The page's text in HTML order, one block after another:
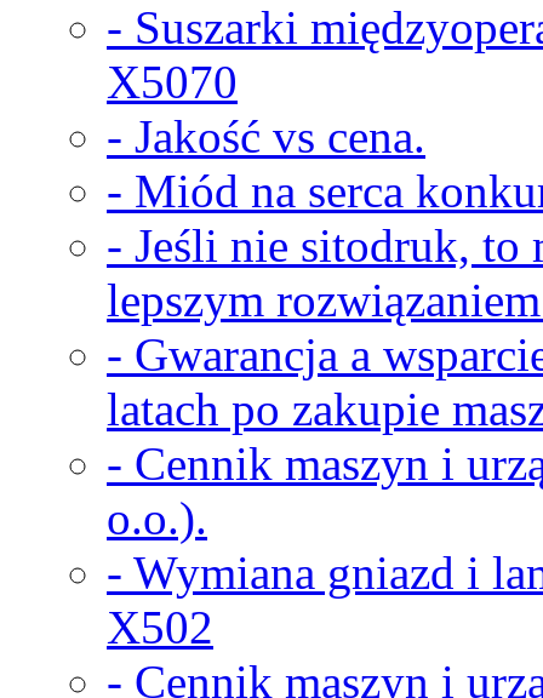
- Suszarki
X5070
- Jakość vs cena.
- Miód na serca
- Jeśli nie sitodruk, to
lepszym
- Gwarancja a
latach po zakupie
- Cennik maszyn i
o.o.).
- Wymiana gniazd i
X502
- Cennik maszyn i